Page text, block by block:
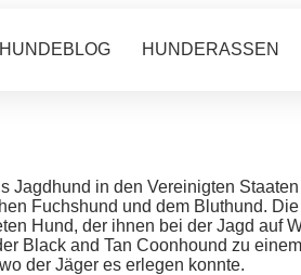
HUNDEBLOG HUNDERASSEN
in den Vereinigten
Fuchshund und dem Bluthund.
Hund, der ihnen bei der Jagd auf
Black and Tan Coonhound zu
der Jäger es erlegen konnte.